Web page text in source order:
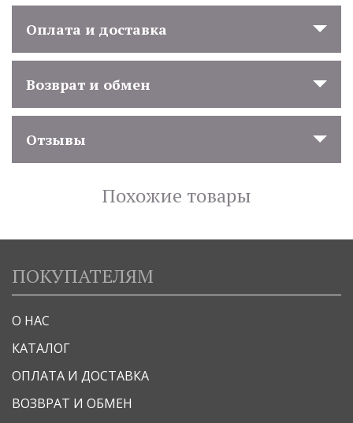
Оплата и доставка
Возврат и обмен
Отзывы
Похожие товары
ПОКУПАТЕЛЯМ
О НАС
КАТАЛОГ
ОПЛАТА И ДОСТАВКА
ВОЗВРАТ И ОБМЕН